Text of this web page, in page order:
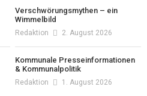
Verschwörungsmythen – ein
Wimmelbild
Redaktion 2. August 2026
Kommunale Presseinformationen
& Kommunalpolitik
Redaktion 1. August 2026